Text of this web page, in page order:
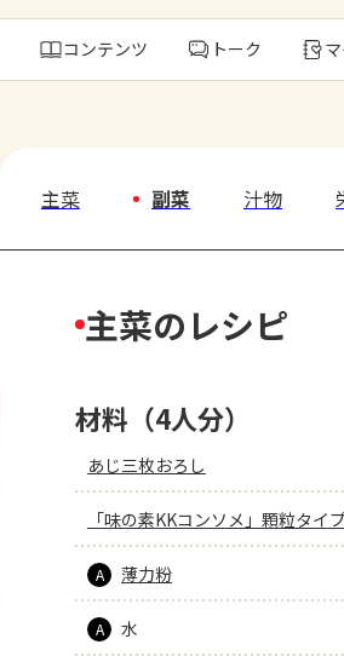
コンテンツ トーク
主菜 副菜 汁物
主菜のレシピ
材料（4人分）
あじ三枚おろし
「味の素KKコンソメ」顆粒タイ
A 薄力粉
A 水